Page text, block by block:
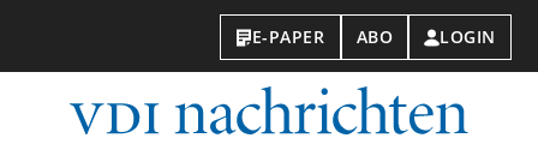
E-PAPER ABO LOGIN